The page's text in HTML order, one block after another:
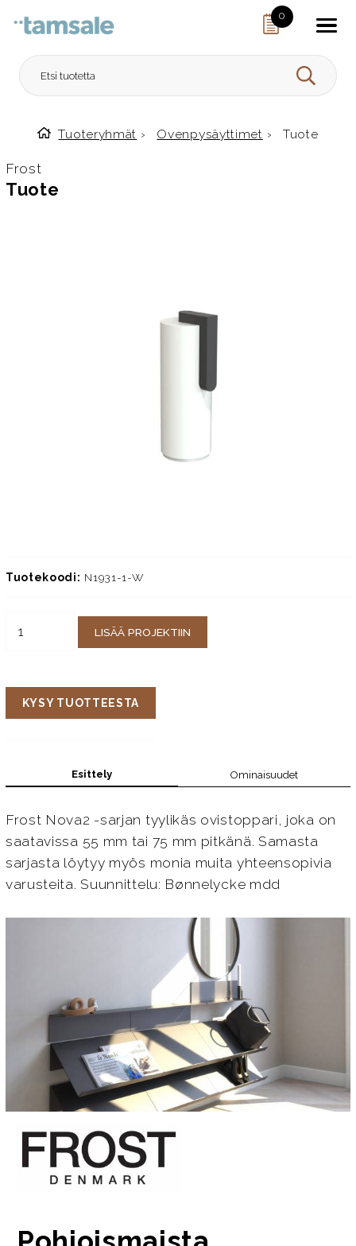
0
HAE
Etusivulle
Tuoteryhmät › Ovenpysäyttimet › Tuote
Frost
Tuote
Tuotekoodi: N1931-1-W
LISÄÄ PROJEKTIIN
KYSY TUOTTEESTA
Esittely Ominaisuudet
Frost Nova2 -sarjan tyylikäs ovistoppari, joka on
saatavissa 55 mm tai 75 mm pitkänä. Samasta
sarjasta löytyy myös monia muita yhteensopivia
varusteita. Suunnittelu: Bønnelycke mdd